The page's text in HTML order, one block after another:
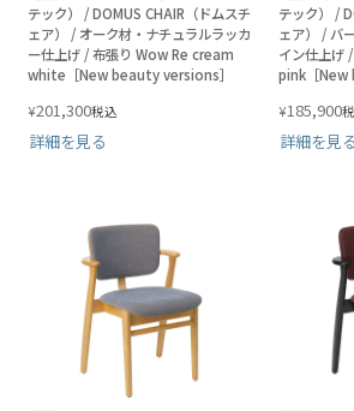
テック） / DOMUS CHAIR（ドムスチ
ェア） / オーク材・ナチュラルラッカ
ー仕上げ / 布張り Wow Re cream
white［New beauty versions］
¥201,300税込
詳細を見る
テック） /
ェア） / バ
イン仕上げ
pink［New
¥185,900
詳細を見る